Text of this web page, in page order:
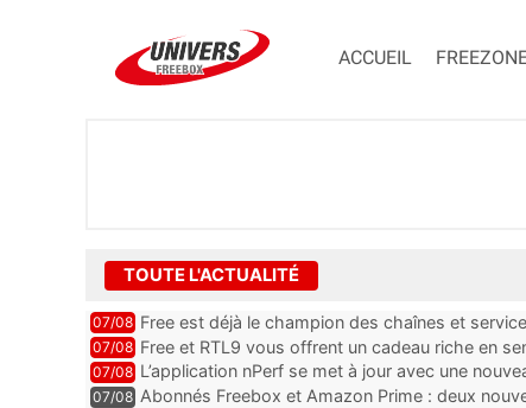
ACCUEIL
TOUTE L'ACTUALITÉ
07/08 Free est déjà le champion des chaînes et
encore au moin...
07/08 Free et RTL9 vous offrent un cadeau riche en
l’obtenir
07/08 L’application nPerf se met à jour avec une
Mobile, Orange, SFR ...
07/08 Abonnés Freebox et Amazon Prime : deux